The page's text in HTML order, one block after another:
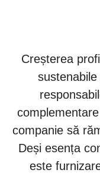
Creșterea
companie să
Deși esența
este